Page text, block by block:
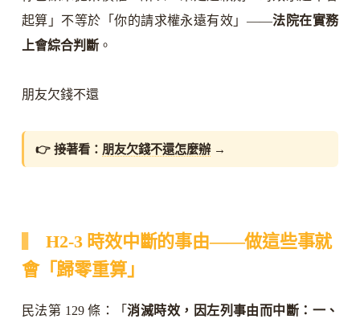
起算」不等於「你的請求權永遠有效」——法院在實務
上會綜合判斷。
朋友欠錢不還
👉 接著看： 朋友欠錢不還怎麼辦→
H2-3 時效中斷的事由——做這些事就
會「歸零重算」
民法第 129 條：「消滅時效，因左列事由而中斷：一、